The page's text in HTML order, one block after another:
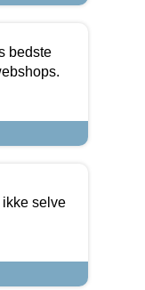
bedste
selve